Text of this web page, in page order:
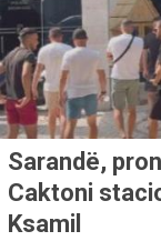
Sarandë,
Caktoni
Ksamil